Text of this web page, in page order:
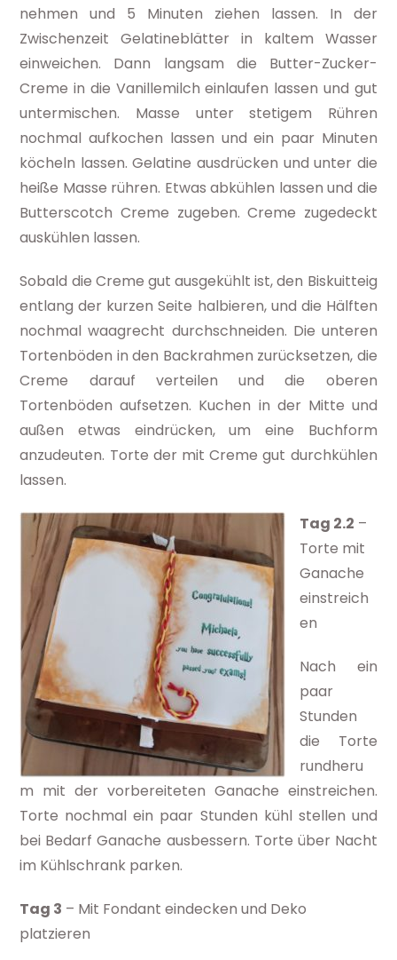
nehmen und 5 Minuten ziehen lassen. In der
Zwischenzeit Gelatineblätter in kaltem Wasser
einweichen. Dann langsam die Butter-Zucker-
Creme in die Vanillemilch einlaufen lassen und gut
untermischen. Masse unter stetigem Rühren
nochmal aufkochen lassen und ein paar Minuten
köcheln lassen. Gelatine ausdrücken und unter die
heiße Masse rühren. Etwas abkühlen lassen und die
Butterscotch Creme zugeben. Creme zugedeckt
auskühlen lassen.
Sobald die Creme gut ausgekühlt ist, den Biskuitteig
entlang der kurzen Seite halbieren, und die Hälften
nochmal waagrecht durchschneiden. Die unteren
Tortenböden in den Backrahmen zurücksetzen, die
Creme darauf verteilen und die oberen
Tortenböden aufsetzen. Kuchen in der Mitte und
außen etwas eindrücken, um eine Buchform
anzudeuten. Torte der mit Creme gut durchkühlen
lassen.
Tag 2.2 –
Torte mit
Ganache
einstreich
en
Nach ein
paar
Stunden
die Torte
rundheru
m mit der vorbereiteten Ganache einstreichen.
Torte nochmal ein paar Stunden kühl stellen und
bei Bedarf Ganache ausbessern. Torte über Nacht
im Kühlschrank parken.
Tag 3 – Mit Fondant eindecken und Deko
platzieren